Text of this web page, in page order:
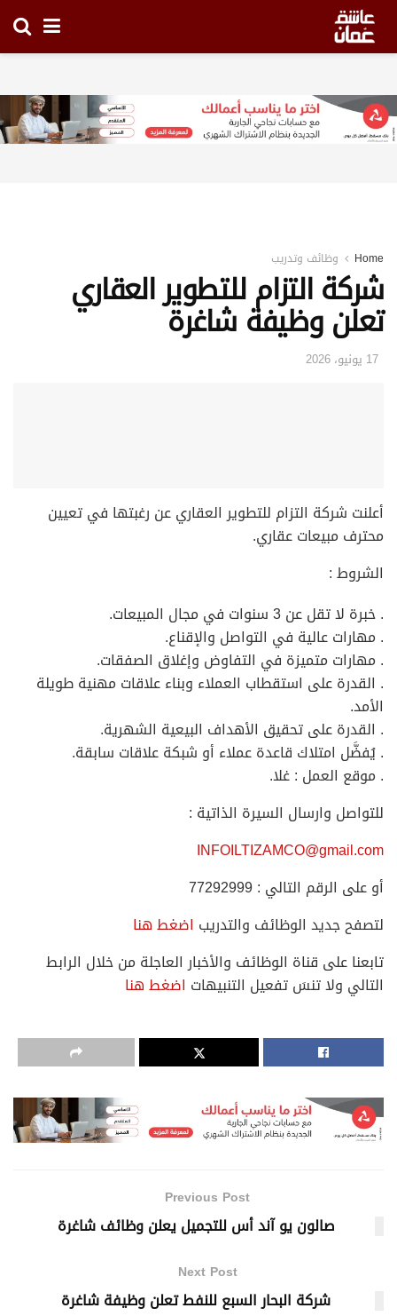
Home وظائف وتدريب
شركة التزام للتطوير العقاري
تعلن وظيفة شاغرة
17 يونيو، 2026
أعلنت شركة التزام للتطوير العقاري عن رغبتها في تعيين
محترف مبيعات عقاري.
الشروط :
. خبرة لا تقل عن 3 سنوات في مجال المبيعات.
. مهارات عالية في التواصل والإقناع.
. مهارات متميزة في التفاوض وإغلاق الصفقات.
. القدرة على استقطاب العملاء وبناء علاقات مهنية طويلة
الأمد.
. القدرة على تحقيق الأهداف البيعية الشهرية.
. يُفضَّل امتلاك قاعدة عملاء أو شبكة علاقات سابقة.
. موقع العمل : غلا.
للتواصل وارسال السيرة الذاتية :
INFOILTIZAMCO@gmail.com
أو على الرقم التالي : 77292999
لتصفح جديد الوظائف والتدريب اضغط هنا
تابعنا على قناة الوظائف والأخبار العاجلة من خلال الرابط
التالي ولا تنسَ تفعيل التنبيهات اضغط هنا
Previous Post
صالون يو آند أس للتجميل يعلن وظائف شاغرة
Next Post
شركة البحار السبع للنفط تعلن وظيفة شاغرة